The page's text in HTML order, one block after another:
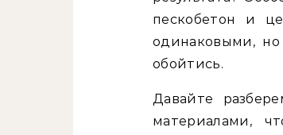
пескобетон и
одинаковыми, но
обойтись.
Давайте
материалами,